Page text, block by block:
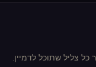
צליל שתוכל לדמיין.